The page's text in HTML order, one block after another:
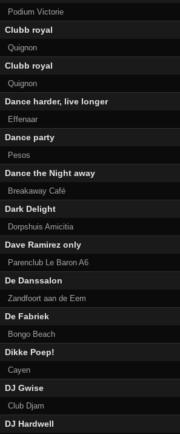
Podium Victorie
Clubb royal
Quignon
Clubb royal
Quignon
Dance harder, live longer
Effenaar
Dance party
Pesos
Dance the Night away
Breakaway Café
Dark Delight
Dorpshuis Amicitia
Dave Ramirez only
Parenclub Le Baron A6
De Danssalon
Zandfoort aan de Eem
De Fabriek
Bongo Beach
Dikke Poep!
Cayen
DJ Gwise
Club Djam
DJ Hardwell